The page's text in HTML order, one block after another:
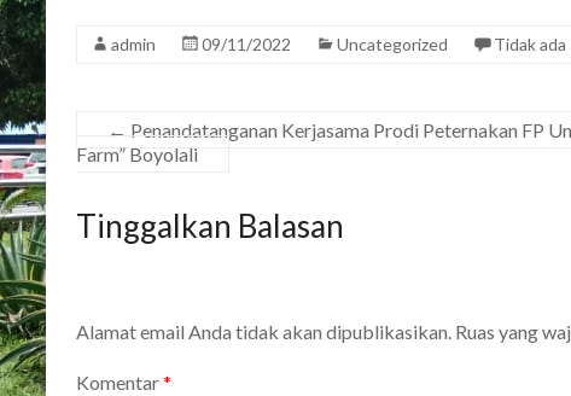
admin 09/11/2022 Uncategorized Tidak
← Penandatanganan Kerjasama Prodi Peternakan FP
Farm” Boyolali
Tinggalkan Balasan
Alamat email Anda tidak akan dipublikasikan. Ruas yang
Komentar*